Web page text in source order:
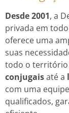
Desde 2001, a
privada em
oferece uma
suas
todo o território
conjugaisaté a
com uma
qualificados,